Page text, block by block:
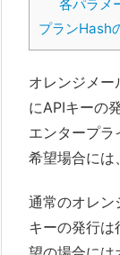
各パラメ
プランHash
オレンジメ
にAPIキーの
エンタープラ
希望場合には
通常のオレ
キーの発行は